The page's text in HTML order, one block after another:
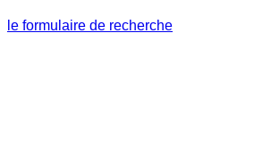
le formulaire de recherche